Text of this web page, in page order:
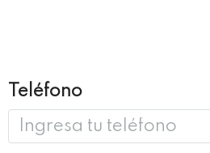
Teléfono